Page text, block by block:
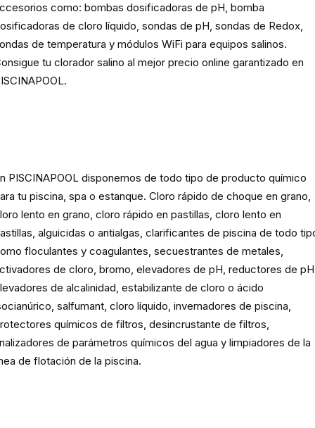
como: bombas dosificadoras de pH, bomba
de cloro líquido, sondas de pH, sondas de Redox,
de temperatura y módulos WiFi para equipos salinos.
tu clorador salino al mejor precio online garantizado en
PISCINAPOOL disponemos de todo tipo de producto químico
tu piscina, spa o estanque. Cloro rápido de choque en grano,
lento en grano, cloro rápido en pastillas, cloro lento en
alguicidas o antialgas, clarificantes de piscina de todo
floculantes y coagulantes, secuestrantes de metales,
de cloro, bromo, elevadores de pH, reductores de
de alcalinidad, estabilizante de cloro o ácido
salfumant, cloro líquido, invernadores de piscina,
químicos de filtros, desincrustante de filtros,
de parámetros químicos del agua y limpiadores de la
de flotación de la piscina.